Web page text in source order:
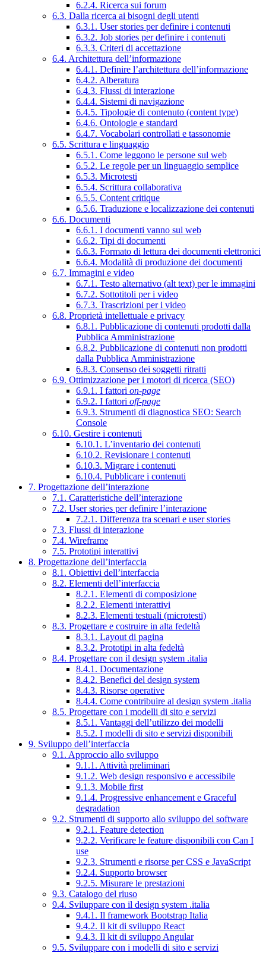
6.2.4. Ricerca sui forum
6.3. Dalla ricerca ai bisogni degli utenti
6.3.1. User stories per definire i contenuti
6.3.2. Job stories per definire i contenuti
6.3.3. Criteri di accettazione
6.4. Architettura dell’informazione
6.4.1. Definire l’architettura dell’informazione
6.4.2. Alberatura
6.4.3. Flussi di interazione
6.4.4. Sistemi di navigazione
6.4.5. Tipologie di contenuto (content type)
6.4.6. Ontologie e standard
6.4.7. Vocabolari controllati e tassonomie
6.5. Scrittura e linguaggio
6.5.1. Come leggono le persone sul web
6.5.2. Le regole per un linguaggio semplice
6.5.3. Microtesti
6.5.4. Scrittura collaborativa
6.5.5. Content critique
6.5.6. Traduzione e localizzazione dei contenuti
6.6. Documenti
6.6.1. I documenti vanno sul web
6.6.2. Tipi di documenti
6.6.3. Formato di lettura dei documenti elettronici
6.6.4. Modalità di produzione dei documenti
6.7. Immagini e video
6.7.1. Testo alternativo (alt text) per le immagini
6.7.2. Sottotitoli per i video
6.7.3. Trascrizioni per i video
6.8. Proprietà intellettuale e privacy
6.8.1. Pubblicazione di contenuti prodotti dalla
Pubblica Amministrazione
6.8.2. Pubblicazione di contenuti non prodotti
dalla Pubblica Amministrazione
6.8.3. Consenso dei soggetti ritratti
6.9. Ottimizzazione per i motori di ricerca (SEO)
6.9.1. I fattori on-page
6.9.2. I fattori off-page
6.9.3. Strumenti di diagnostica SEO: Search
Console
6.10. Gestire i contenuti
6.10.1. L’inventario dei contenuti
6.10.2. Revisionare i contenuti
6.10.3. Migrare i contenuti
6.10.4. Pubblicare i contenuti
7. Progettazione dell’interazione
7.1. Caratteristiche dell’interazione
7.2. User stories per definire l’interazione
7.2.1. Differenza tra scenari e user stories
7.3. Flussi di interazione
7.4. Wireframe
7.5. Prototipi interattivi
8. Progettazione dell’interfaccia
8.1. Obiettivi dell’interfaccia
8.2. Elementi dell’interfaccia
8.2.1. Elementi di composizione
8.2.2. Elementi interattivi
8.2.3. Elementi testuali (microtesti)
8.3. Progettare e costruire in alta fedeltà
8.3.1. Layout di pagina
8.3.2. Prototipi in alta fedeltà
8.4. Progettare con il design system .italia
8.4.1. Documentazione
8.4.2. Benefici del design system
8.4.3. Risorse operative
8.4.4. Come contribuire al design system .italia
8.5. Progettare con i modelli di sito e servizi
8.5.1. Vantaggi dell’utilizzo dei modelli
8.5.2. I modelli di sito e servizi disponibili
9. Sviluppo dell’interfaccia
9.1. Approccio allo sviluppo
9.1.1. Attività preliminari
9.1.2. Web design responsivo e accessibile
9.1.3. Mobile first
9.1.4. Progressive enhancement e Graceful
degradation
9.2. Strumenti di supporto allo sviluppo del software
9.2.1. Feature detection
9.2.2. Verificare le feature disponibili con Can I
use
9.2.3. Strumenti e risorse per CSS e JavaScript
9.2.4. Supporto browser
9.2.5. Misurare le prestazioni
9.3. Catalogo del riuso
9.4. Sviluppare con il design system .italia
9.4.1. Il framework Bootstrap Italia
9.4.2. Il kit di sviluppo React
9.4.3. Il kit di sviluppo Angular
9.5. Sviluppare con i modelli di sito e servizi